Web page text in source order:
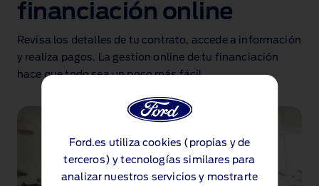
Ford.es utiliza cookies (propias y de
terceros) y tecnologías similares para
analizar nuestros servicios y mostrarte
financiación online
Revisa los detalles de tu contrato, accede a información
y realiza pagos. La gestion online de tu financiación
hace que todo sea un poco más fácil.